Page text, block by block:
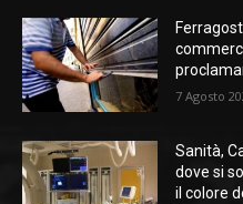
7 Agosto
Sanità,
dove si
il colore